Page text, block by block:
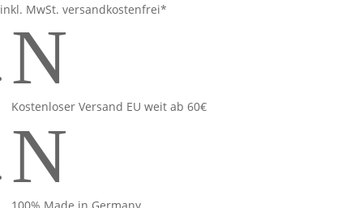
Preis
Preis
inkl. MwSt. versandkostenfrei*
N
Kostenloser Versand EU weit ab 60€
N